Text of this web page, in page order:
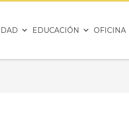
EDUCACIÓN OFICINA